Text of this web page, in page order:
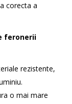
corecta a
feronerii
rezistente,
o mai mare